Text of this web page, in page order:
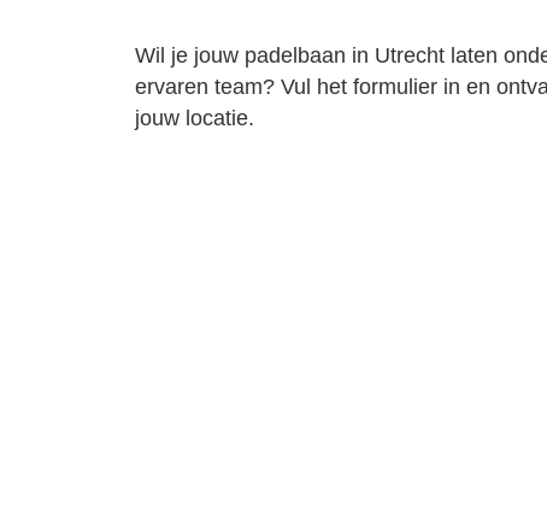
Wil je jouw padelbaan in Utrecht laten
ervaren team? Vul het formulier in en
jouw locatie.